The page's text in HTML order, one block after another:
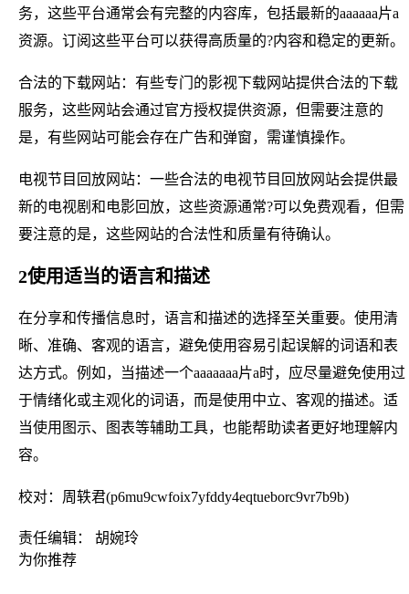
务，这些平台通常会有完整的内容库，包括最新的aaaaaa片a
资源。订阅这些平台可以获得高质量的?内容和稳定的更新。
合法的下载网站：有些专门的影视下载网站提供合法的下载
服务，这些网站会通过官方授权提供资源，但需要注意的
是，有些网站可能会存在广告和弹窗，需谨慎操作。
电视节目回放网站：一些合法的电视节目回放网站会提供最
新的电视剧和电影回放，这些资源通常?可以免费观看，但需
要注意的是，这些网站的合法性和质量有待确认。
2使用适当的语言和描述
在分享和传播信息时，语言和描述的选择至关重要。使用清
晰、准确、客观的语言，避免使用容易引起误解的词语和表
达方式。例如，当描述一个aaaaaaa片a时，应尽量避免使用过
于情绪化或主观化的词语，而是使用中立、客观的描述。适
当使用图示、图表等辅助工具，也能帮助读者更好地理解内
容。
校对：周轶君(p6mu9cwfoix7yfddy4eqtueborc9vr7b9b)
责任编辑： 胡婉玲
为你推荐